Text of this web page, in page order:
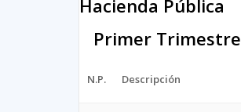
Hacienda Pública
Primer Trimestre
N.P. Descripción